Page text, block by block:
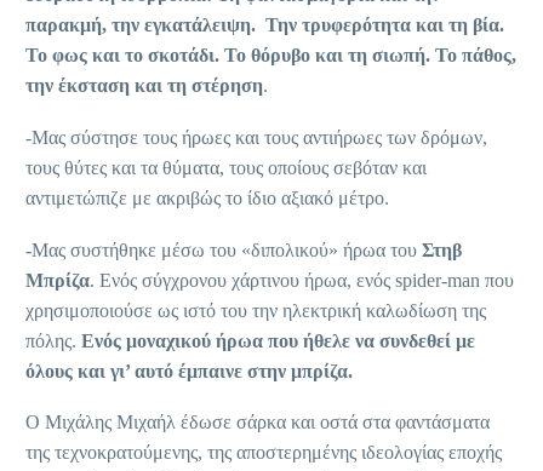
παρακμή, την εγκατάλειψη. Την τρυφερότητα και τη βία.
Το φως και το σκοτάδι. Το θόρυβο και τη σιωπή. Το πάθος,
την έκσταση και τη στέρηση.
-Μας σύστησε τους ήρωες και τους αντιήρωες των δρόμων,
τους θύτες και τα θύματα, τους οποίους σεβόταν και
αντιμετώπιζε με ακριβώς το ίδιο αξιακό μέτρο.
-Μας συστήθηκε μέσω του «διπολικού» ήρωα του Στηβ
Μπρίζα. Ενός σύγχρονου χάρτινου ήρωα, ενός spider-man που
χρησιμοποιούσε ως ιστό του την ηλεκτρική καλωδίωση της
πόλης. Ενός μοναχικού ήρωα που ήθελε να συνδεθεί με
όλους και γι’ αυτό έμπαινε στην μπρίζα.
Ο Μιχάλης Μιχαήλ έδωσε σάρκα και οστά στα φαντάσματα
της τεχνοκρατούμενης, της αποστερημένης ιδεολογίας εποχής